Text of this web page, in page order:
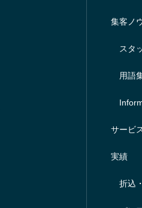
集客ノ
スタ
用語
サービ
実績
折込